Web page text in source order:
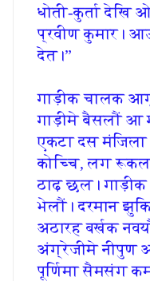
धोती-कुर्ता
प्रवीण कुमार।
देत।”
गाड़ीक चालक
गाड़ीमे बैसलौं आ
एकटा दस मंजि‍ला
कोच्‍चि‍, लग
ठाढ़ छल। गाड़ीक
भेलौं। दरमान
अठारह बर्खक
अंग्रेजीमे नीपुण
पूर्णिमा सैमसंग